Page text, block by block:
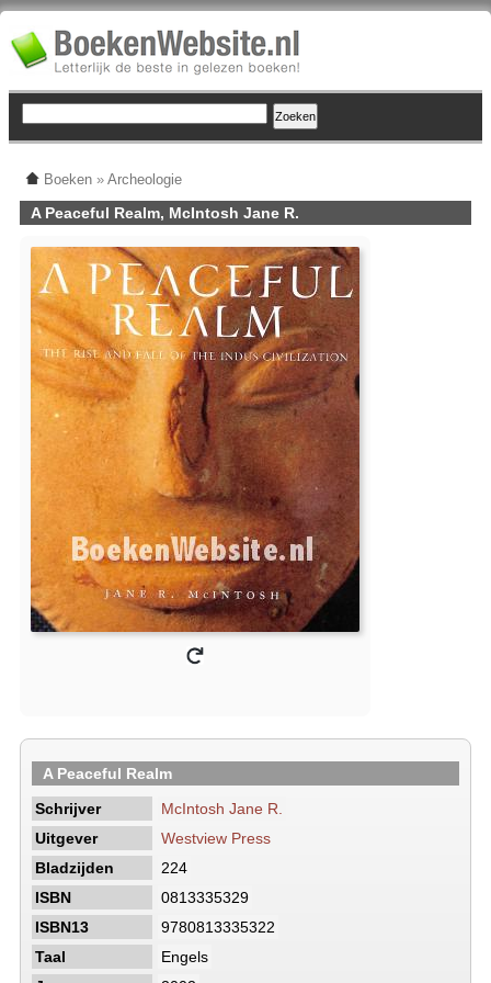
Boeken » Archeologie
A Peaceful Realm, McIntosh Jane R.
A Peaceful Realm
Schrijver
McIntosh Jane R.
Uitgever
Westview Press
Bladzijden
224
ISBN
0813335329
ISBN13
9780813335322
Taal
Engels